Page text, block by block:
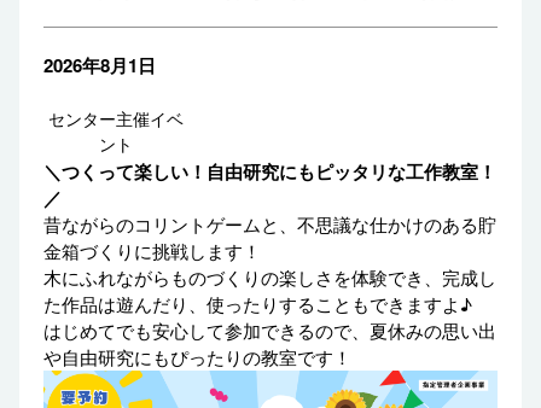
2026年8月1日
センター主催イベ
ント
＼つくって楽しい！自由研究にもピッタリな工作教室！
／
昔ながらのコリントゲームと、不思議な仕かけのある貯
金箱づくりに挑戦します！
木にふれながらものづくりの楽しさを体験でき、完成し
た作品は遊んだり、使ったりすることもできますよ♪
はじめてでも安心して参加できるので、夏休みの思い出
や自由研究にもぴったりの教室です！